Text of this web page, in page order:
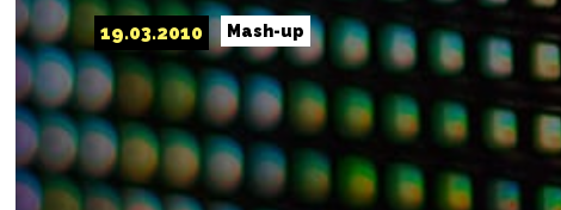
19.03.2010 Mash-up